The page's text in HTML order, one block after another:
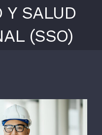
Y SALUD
(SSO)